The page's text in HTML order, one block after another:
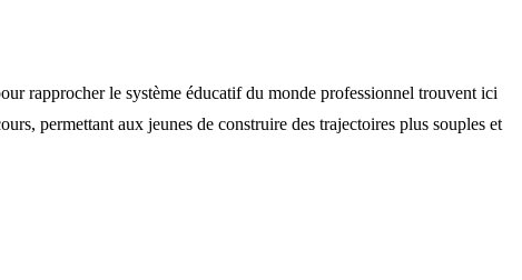
rapprocher le système éducatif du monde professionnel trouvent ici
permettant aux jeunes de construire des trajectoires plus souples et